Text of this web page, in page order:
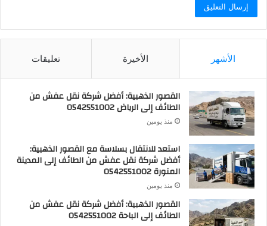
الأشهر الأخيرة تعليقات
القصور الذهبية: أفضل شركة نقل عفش من
الطائف إلى الرياض 0542551002
منذ يومين
استعد للانتقال بسلاسة مع القصور الذهبية:
أفضل شركة نقل عفش من الطائف إلى المدينة
المنورة 0542551002
منذ يومين
القصور الذهبية: أفضل شركة نقل عفش من
الطائف إلى الباحة 0542551002